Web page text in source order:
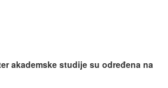
akademske studije su određena na